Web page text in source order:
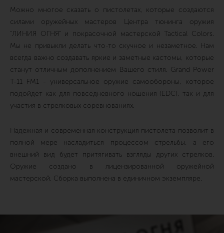
Можно многое сказать о пистолетах, которые создаются
силами оружейных мастеров Центра тюнинга оружия
"ЛИНИЯ ОГНЯ" и покрасочной мастерской Tactical Colors.
Мы не привыкли делать что-то скучное и незаметное. Нам
всегда важно создавать яркие и заметные кастомы, которые
станут отличным дополнением Вашего стиля. Grand Power
T-11 FM1 - универсальное оружие самообороны, которое
подойдет как для повседневного ношения (EDC), так и для
участия в стрелковых соревнованиях.
Надежная и современная конструкция пистолета позволит в
полной мере насладиться процессом стрельбы, а его
внешний вид будет притягивать взгляды других стрелков.
Оружие создано в лицензированной оружейной
мастерской. Сборка выполнена в единичном экземпляре.